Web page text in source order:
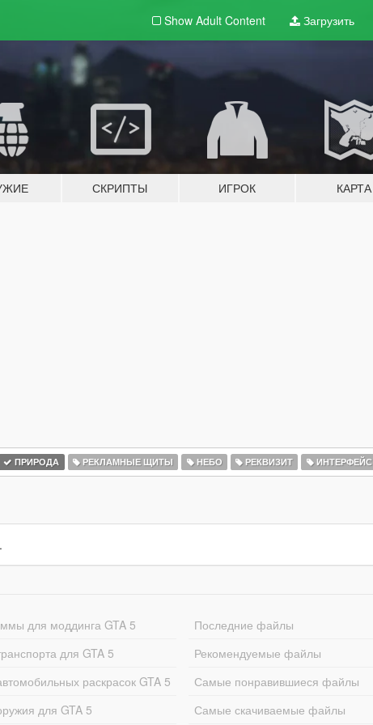
Show Adult Content Загрузить
СКРИПТЫ ИГРОК КАРТА
ПРИРОДА РЕКЛАМНЫЕ ЩИТЫ НЕБО РЕКВИЗИТ ИНТЕРФЕЙС
для моддинга GTA 5
для GTA 5
раскрасок GTA 5
для GTA 5
Последние файлы
Рекомендуемые файлы
Самые понравившиеся файлы
Самые скачиваемые файлы